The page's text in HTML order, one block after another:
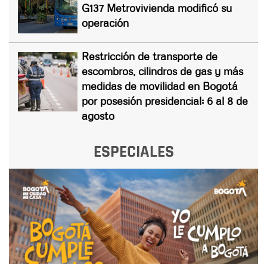
G137 Metrovivienda modificó su
operación
Restricción de transporte de
escombros, cilindros de gas y más
medidas de movilidad en Bogotá
por posesión presidencial: 6 al 8 de
agosto
ESPECIALES